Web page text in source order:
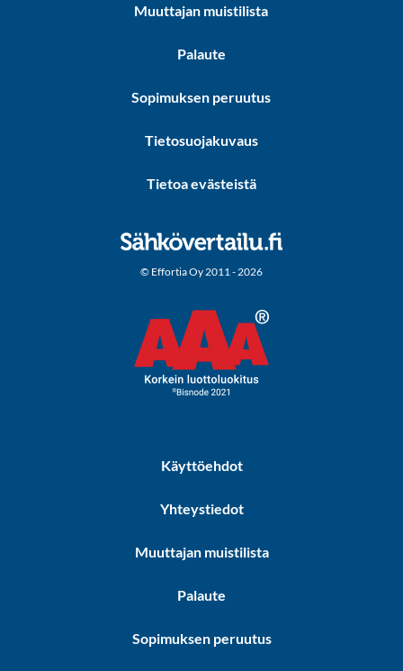
Muuttajan muistilista
Palaute
Sopimuksen peruutus
Tietosuojakuvaus
Tietoa evästeistä
© Effortia Oy 2011 - 2026
Käyttöehdot
Yhteystiedot
Muuttajan muistilista
Palaute
Sopimuksen peruutus